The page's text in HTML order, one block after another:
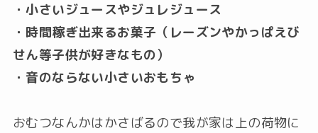
・小さいジュースやジュレジュース
・時間稼ぎ出来るお菓子（レーズンやかっぱえび
せん等子供が好きなもの）
・音のならない小さいおもちゃ
おむつなんかはかさばるので我が家は上の荷物に